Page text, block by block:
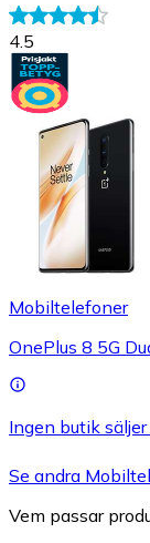
4.5
Mobiltelefoner
OnePlus 8 5G
Ingen butik
Se andra
Vem passar